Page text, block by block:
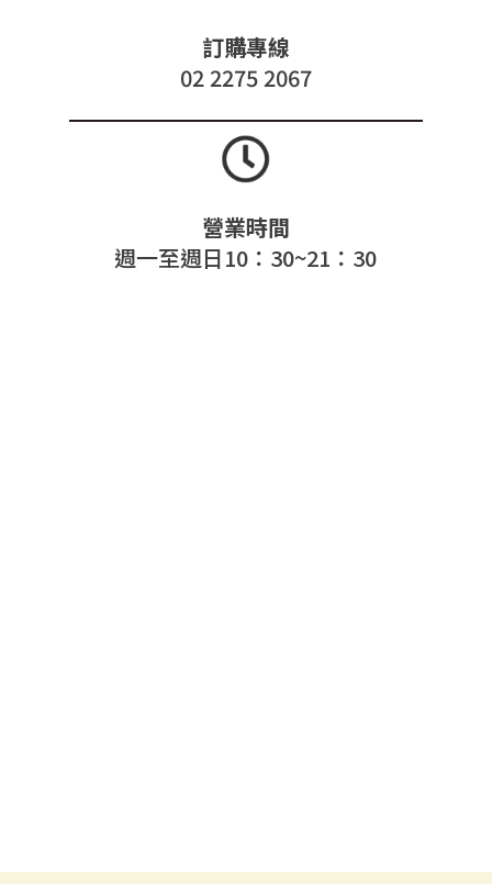
訂購專線
02 2275 2067
營業時間
週一至週日10：30~21：30